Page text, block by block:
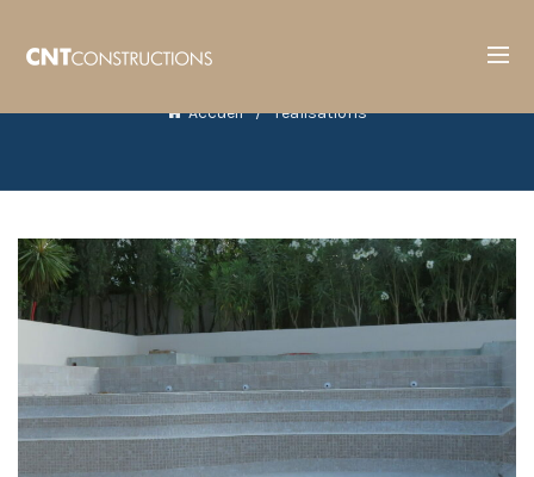
Accueil réalisations